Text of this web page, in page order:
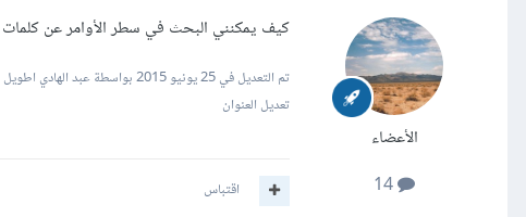
الأعضاء
كيف يمكنني البحث في سطر الأوامر عن
تم التعديل في25 يونيو 2015
بواسطة عبد الهادي اطويل
تعديل العنوان
اقتباس